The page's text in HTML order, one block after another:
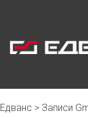
Едванс > Записи